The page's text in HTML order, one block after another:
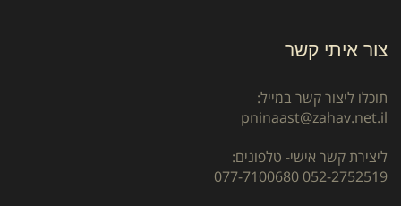
צור איתי קשר
תוכלו ליצור קשר במייל:
pninaast@zahav.net.il
ליצירת קשר אישי- טלפונים:
052-2752519
077-7100680